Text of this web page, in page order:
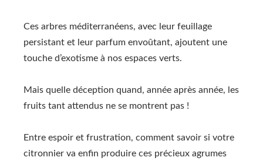
Ces arbres méditerranéens, avec leur feuillage
persistant et leur parfum envoûtant, ajoutent une
touche d’exotisme à nos espaces verts.
Mais quelle déception quand, année après année, les
fruits tant attendus ne se montrent pas !
Entre espoir et frustration, comment savoir si votre
citronnier va enfin produire ces précieux agrumes